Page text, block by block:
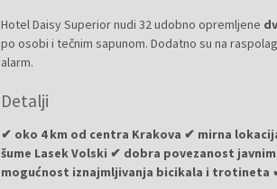
Hotel Daisy Superior nudi 32 udobno opremljene
po osobi i tečnim sapunom. Dodatno su na
alarm.
Detalji
✔ oko 4 km od centra Krakova ✔ mirna
šume Lasek Volski ✔ dobra povezanost
mogućnost iznajmljivanja bicikala i trotineta